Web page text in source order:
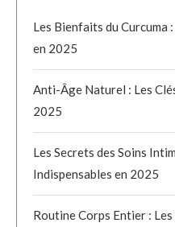
Les Bienfaits du Curcuma
en 2025
Anti-Âge Naturel : Les
2025
Les Secrets des Soins
Indispensables en 2025
Routine Corps Entier :